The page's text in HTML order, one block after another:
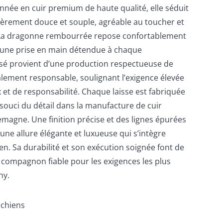
en cuir premium de haute qualité, elle séduit
douce et souple, agréable au toucher et
dragonne rembourrée repose confortablement
prise en main détendue à chaque
provient d’une production respectueuse de
responsable, soulignant l’exigence élevée
de responsabilité. Chaque laisse est fabriquée
du détail dans la manufacture de cuir
Une finition précise et des lignes épurées
allure élégante et luxueuse qui s’intègre
Sa durabilité et son exécution soignée font de
fiable pour les exigences les plus